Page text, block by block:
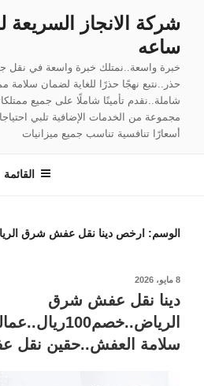
المحتوىساعه
خبرة واسعة..نمتلك خبرة واسعة في نقل
حذر..نتبع نهجًا حذرًا للغاية لضمان سلامة
شاملة..نقدم تأمينًا شاملًا على جميع
مجموعة من الخدمات الإضافية تلبي
أسعارًا تنافسية تناسب جميع ميزانيات
القائمة
الوسم: ارخص دينا نقل عفش شرق
نُشر
8 مايو، 2026
دينا نقل عفش شرق
سلامة العفش..حقين نقل